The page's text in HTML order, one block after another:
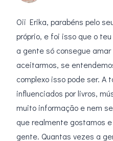
Oii Erika, parabéns pelo
próprio, e foi isso que o
a gente só consegue amar
aceitarmos, se
complexo isso pode ser. A
influenciados por livros,
muito informação e nem
que realmente gostamos
gente. Quantas vezes a